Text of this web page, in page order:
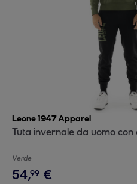
Leone 1947 Apparel
Tuta invernale da uomo
Verde
54,99 €